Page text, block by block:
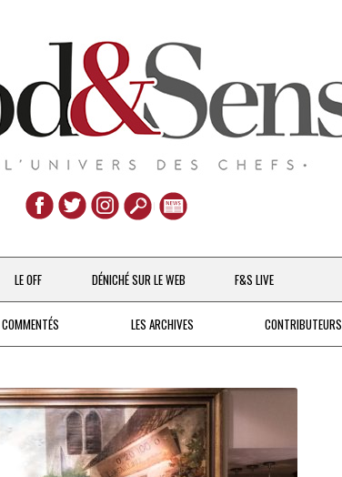
Aller
au
contenu
LE OFF DÉNICHÉ SUR LE WEB F&S LIVE
LES ARCHIVES
DEPUIS 2016
CONTRIBUTEURS